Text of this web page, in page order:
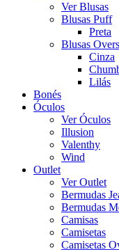
Ver Blusas
Blusas Puff
Preta
Blusas
Cinza
Lilás
Bonés
Óculos
Ver Óculos
Illusion
Valenthy
Wind
Outlet
Ver Outlet
Bermudas
Bermudas
Camisas
Camisetas
Camisetas